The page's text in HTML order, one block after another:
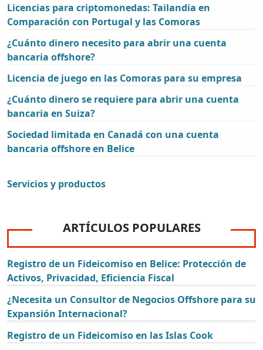
Licencias para criptomonedas: Tailandia en
Comparación con Portugal y las Comoras
¿Cuánto dinero necesito para abrir una cuenta
bancaria offshore?
Licencia de juego en las Comoras para su empresa
¿Cuánto dinero se requiere para abrir una cuenta
bancaria en Suiza?
Sociedad limitada en Canadá con una cuenta
bancaria offshore en Belice
Servicios y productos
ARTÍCULOS POPULARES
Registro de un Fideicomiso en Belice: Protección de
Activos, Privacidad, Eficiencia Fiscal
¿Necesita un Consultor de Negocios Offshore para su
Expansión Internacional?
Registro de un Fideicomiso en las Islas Cook